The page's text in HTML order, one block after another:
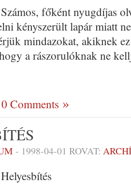
Számos, főként nyugdíjas
kényszerült lapár miatt
mindazokat, akiknek
a rászorulóknak ne
0 Comments
- 1998-04-01 ROVAT:
Helyesbítés